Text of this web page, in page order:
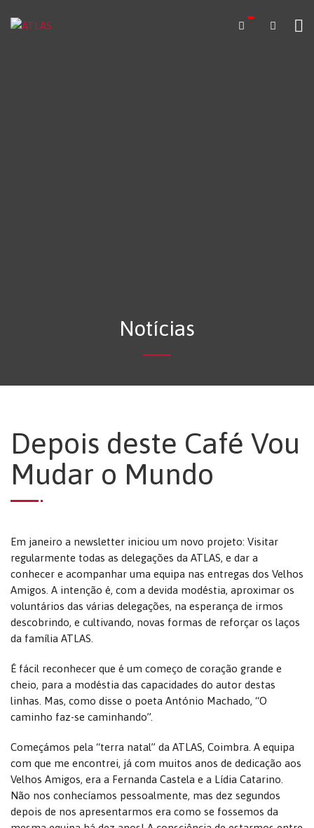
Notícias
Depois deste Café Vou
Mudar o Mundo
Em janeiro a newsletter iniciou um novo projeto: Visitar
regularmente todas as delegações da ATLAS, e dar a
conhecer e acompanhar uma equipa nas entregas dos Velhos
Amigos. A intenção é, com a devida modéstia, aproximar os
voluntários das várias delegações, na esperança de irmos
descobrindo, e cultivando, novas formas de reforçar os laços
da família ATLAS.
É fácil reconhecer que é um começo de coração grande e
cheio, para a modéstia das capacidades do autor destas
linhas. Mas, como disse o poeta António Machado, “O
caminho faz-se caminhando”.
Começámos pela “terra natal” da ATLAS, Coimbra. A equipa
com que me encontrei, já com muitos anos de dedicação aos
Velhos Amigos, era a Fernanda Castela e a Lídia Catarino.
Não nos conhecíamos pessoalmente, mas dez segundos
depois de nos apresentarmos era como se fossemos da